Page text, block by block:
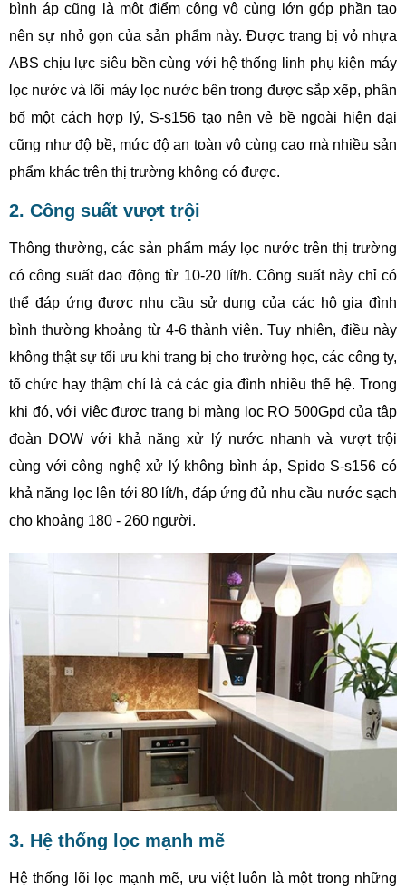
bình áp cũng là một điểm cộng vô cùng lớn góp phần tạo
nên sự nhỏ gọn của sản phẩm này. Được trang bị vỏ nhựa
ABS chịu lực siêu bền cùng với hệ thống linh phụ kiện máy
lọc nước và lõi máy lọc nước bên trong được sắp xếp, phân
bố một cách hợp lý, S-s156 tạo nên vẻ bề ngoài hiện đại
cũng như độ bề, mức độ an toàn vô cùng cao mà nhiều sản
phẩm khác trên thị trường không có được.
2. Công suất vượt trội
Thông thường, các sản phẩm máy lọc nước trên thị trường
có công suất dao động từ 10-20 lít/h. Công suất này chỉ có
thể đáp ứng được nhu cầu sử dụng của các hộ gia đình
bình thường khoảng từ 4-6 thành viên. Tuy nhiên, điều này
không thật sự tối ưu khi trang bị cho trường học, các công ty,
tổ chức hay thậm chí là cả các gia đình nhiều thế hệ. Trong
khi đó, với việc được trang bị màng lọc RO 500Gpd của tập
đoàn DOW với khả năng xử lý nước nhanh và vượt trội
cùng với công nghệ xử lý không bình áp, Spido S-s156 có
khả năng lọc lên tới 80 lít/h, đáp ứng đủ nhu cầu nước sạch
cho khoảng 180 - 260 người.
3. Hệ thống lọc mạnh mẽ
Hệ thống lõi lọc mạnh mẽ, ưu việt luôn là một trong những